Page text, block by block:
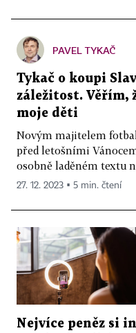
PAVEL TYKAČ
Tykač o koupi
záležitost. Věřím,
moje děti
Novým majitelem
před letošními
osobně laděném textu
27. 12. 2023 ▪ 5 min. čtení
Nejvíce peněz si